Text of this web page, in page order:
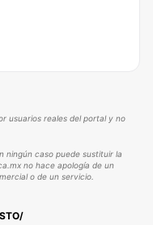
usuarios reales del portal y no
ningún caso puede sustituir la
no hace apología de un
o de un servicio.